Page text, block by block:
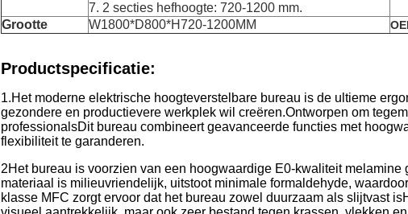
7. 2 secties hefhoogte: 720-1200 mm.
Grootte W1800*D800*H720-1200MM
Productspecificatie:
1.Het moderne elektrische hoogteverstelbare bureau is de ultieme
gezondere en productievere werkplek wil creëren.Ontworpen om
professionalsDit bureau combineert geavanceerde functies met
flexibiliteit te garanderen.
2Het bureau is voorzien van een hoogwaardige E0-kwaliteit
materiaal is milieuvriendelijk, uitstoot minimale formaldehyde,
klasse MFC zorgt ervoor dat het bureau zowel duurzaam als slijtvast